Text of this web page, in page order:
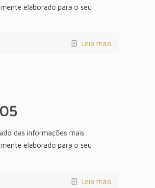
elaborado para o seu
Leia mais
das informações mais
elaborado para o seu
Leia mais